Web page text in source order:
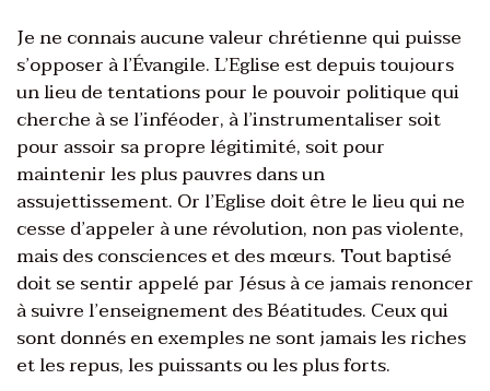
Je ne connais aucune valeur chrétienne qui puisse
s’opposer à l’Évangile. L’Eglise est depuis toujours
un lieu de tentations pour le pouvoir politique qui
cherche à se l’inféoder, à l’instrumentaliser soit
pour assoir sa propre légitimité, soit pour
maintenir les plus pauvres dans un
assujettissement. Or l’Eglise doit être le lieu qui ne
cesse d’appeler à une révolution, non pas violente,
mais des consciences et des mœurs. Tout baptisé
doit se sentir appelé par Jésus à ce jamais renoncer
à suivre l’enseignement des Béatitudes. Ceux qui
sont donnés en exemples ne sont jamais les riches
et les repus, les puissants ou les plus forts.